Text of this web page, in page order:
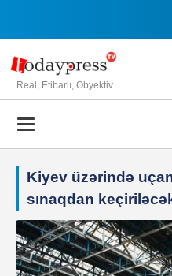
Real, Etibarlı, Obyektiv
Kiyev üzərində
sınaqdan